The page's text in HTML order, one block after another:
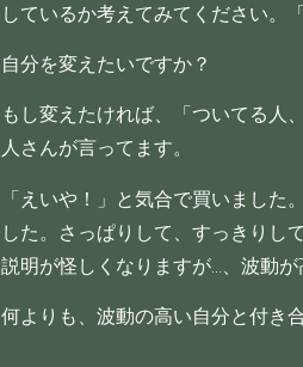
しているか考えてみてください。
自分を変えたいですか？
もし変えたければ、「ついてる人
人さんが言ってます。
「えいや！」と気合で買いまし
した。さっぱりして、すっきりし
説明が怪しくなりますが…、波動が
何よりも、波動の高い自分と付き